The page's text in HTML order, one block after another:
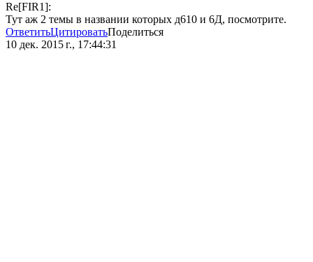
Re[FIR1]:
Тут аж 2 темы в названии которых д610 и 6Д, посмотрите.
ОтветитьЦитироватьПоделиться
10 дек. 2015 г., 17:44:31